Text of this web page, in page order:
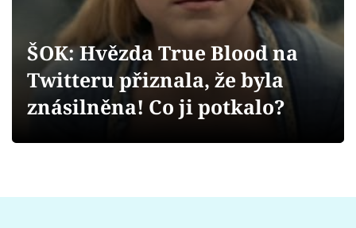
Videa
Sledujte prima+
ŠOK: Hvězda True Blood na
Twitteru přiznala, že byla
znásilněna! Co ji potkalo?